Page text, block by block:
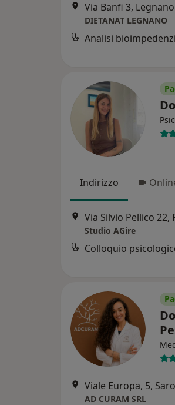
Via Banfi 3, Legnano
DIETANAT LEGNANO
Analisi
Indirizzo
Via Silvio Pellico 22,
Studio AGire
Colloquio
Viale Europa, 5,
AD CURAM SRL